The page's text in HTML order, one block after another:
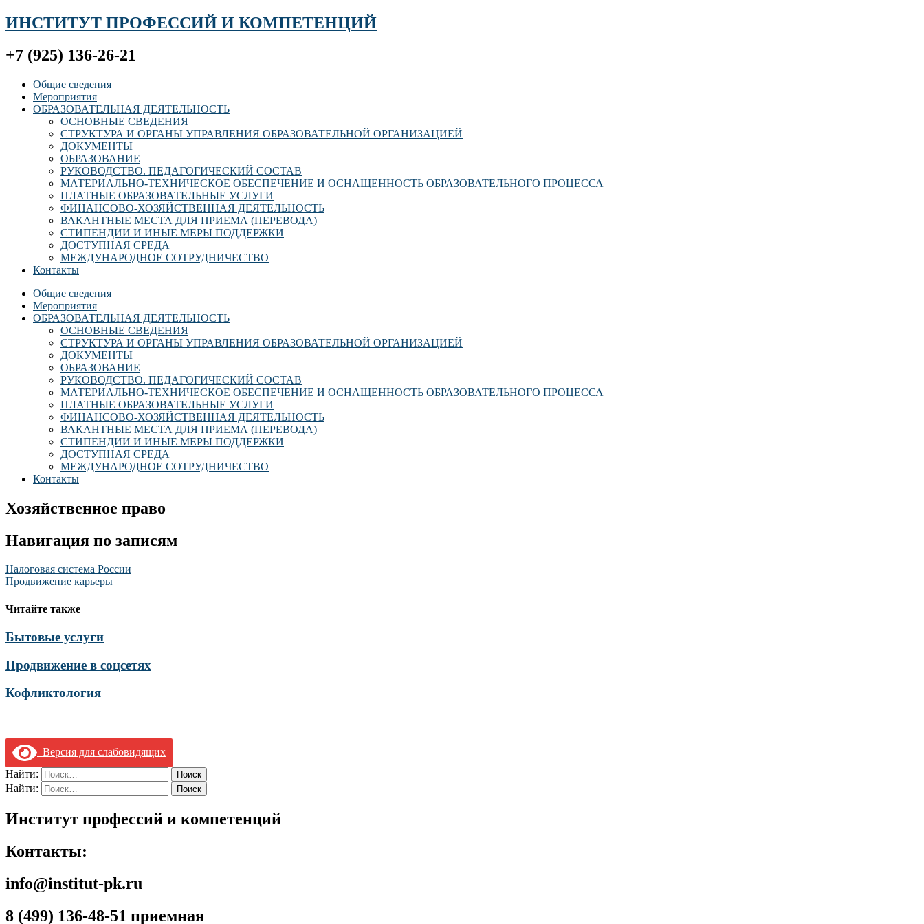
ИНСТИТУТ ПРОФЕССИЙ И КОМПЕТЕНЦИЙ
+7 (925) 136-26-21
Общие сведения
Мероприятия
ОБРАЗОВАТЕЛЬНАЯ ДЕЯТЕЛЬНОСТЬ
ОСНОВНЫЕ СВЕДЕНИЯ
СТРУКТУРА И ОРГАНЫ УПРАВЛЕНИЯ ОБРАЗОВАТЕЛЬНОЙ ОРГАНИЗАЦИЕЙ
ДОКУМЕНТЫ
ОБРАЗОВАНИЕ
РУКОВОДСТВО. ПЕДАГОГИЧЕСКИЙ СОСТАВ
МАТЕРИАЛЬНО-ТЕХНИЧЕСКОЕ ОБЕСПЕЧЕНИЕ И ОСНАЩЕННОСТЬ ОБРАЗОВАТЕЛЬНОГО ПРОЦЕССА
ПЛАТНЫЕ ОБРАЗОВАТЕЛЬНЫЕ УСЛУГИ
ФИНАНСОВО-ХОЗЯЙСТВЕННАЯ ДЕЯТЕЛЬНОСТЬ
ВАКАНТНЫЕ МЕСТА ДЛЯ ПРИЕМА (ПЕРЕВОДА)
СТИПЕНДИИ И ИНЫЕ МЕРЫ ПОДДЕРЖКИ
ДОСТУПНАЯ СРЕДА
МЕЖДУНАРОДНОЕ СОТРУДНИЧЕСТВО
Контакты
Общие сведения
Мероприятия
ОБРАЗОВАТЕЛЬНАЯ ДЕЯТЕЛЬНОСТЬ
ОСНОВНЫЕ СВЕДЕНИЯ
СТРУКТУРА И ОРГАНЫ УПРАВЛЕНИЯ ОБРАЗОВАТЕЛЬНОЙ ОРГАНИЗАЦИЕЙ
ДОКУМЕНТЫ
ОБРАЗОВАНИЕ
РУКОВОДСТВО. ПЕДАГОГИЧЕСКИЙ СОСТАВ
МАТЕРИАЛЬНО-ТЕХНИЧЕСКОЕ ОБЕСПЕЧЕНИЕ И ОСНАЩЕННОСТЬ ОБРАЗОВАТЕЛЬНОГО ПРОЦЕССА
ПЛАТНЫЕ ОБРАЗОВАТЕЛЬНЫЕ УСЛУГИ
ФИНАНСОВО-ХОЗЯЙСТВЕННАЯ ДЕЯТЕЛЬНОСТЬ
ВАКАНТНЫЕ МЕСТА ДЛЯ ПРИЕМА (ПЕРЕВОДА)
СТИПЕНДИИ И ИНЫЕ МЕРЫ ПОДДЕРЖКИ
ДОСТУПНАЯ СРЕДА
МЕЖДУНАРОДНОЕ СОТРУДНИЧЕСТВО
Контакты
Хозяйственное право
Навигация по записям
Налоговая система России
Продвижение карьеры
Читайте также
Бытовые услуги
Продвижение в соцсетях
Кофликтология
Версия для слабовидящих
Найти:
Найти:
Институт профессий и компетенций
Контакты:
info@institut-pk.ru
8 (499) 136-48-51 приемная